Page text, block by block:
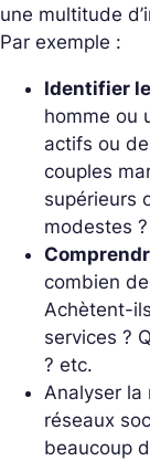
une multitude
Par exemple :
Identifier
homme ou
actifs ou
couples
supérieurs
modestes
combien
Achètent-
services ?
? etc.
Analyser la
réseaux
beaucoup